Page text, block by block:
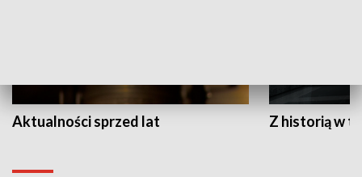
Aktualności sprzed lat Z historią w